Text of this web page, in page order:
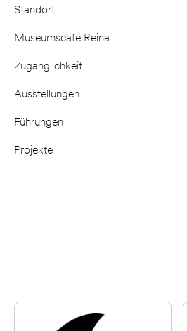
Standort
Museumscafé Reina
Zugänglichkeit
Ausstellungen
Führungen
Projekte